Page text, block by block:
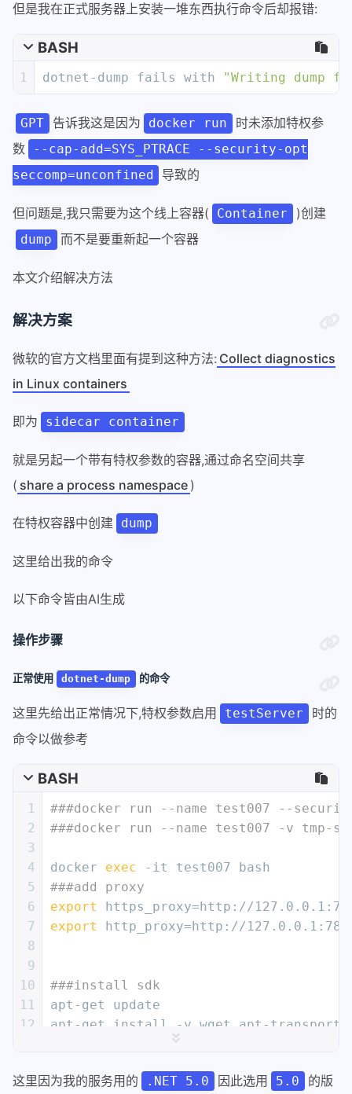
但是我在正式服务器上安装一堆东西执行命令后却报错:
BASH
1 dotnet-dump fails with "Writing dump
GPT 告诉我这是因为 docker run
时未添加特权参
数
--cap-add=SYS_PTRACE --security-opt
seccomp=unconfined
导致的
但问题是,我只需要为这个线上容器( Container )创建
dump 而不是要重新起一个容器
本文介绍解决方法
解决方案
微软的官方文档里面有提到这种方法: Collect diagnostics
in Linux containers
即为 sidecar container
就是另起一个带有特权参数的容器,通过命名空间共享
( share a process namespace )
在特权容器中创建 dump
这里给出我的命令
以下命令皆由AI生成
操作步骤
正常使用 dotnet-dump 的命令
这里先给出正常情况下,特权参数启用 testServer
时的
命令以做参考
BASH
1
2
3
4
5
6
7
8
9
10
11
12
15
###docker run --name test007 --
###docker run --name test007 -v tmp-
docker exec -it test007 bash
###add proxy
export
https_proxy=http://
export
http_proxy=http://
###install sdk
apt-get update
apt-get install -y wget apt-transport-
dpkg -i packages-microsoft-prod.deb
这里因为我的服务用的 .NET 5.0 因此选用 5.0
的版